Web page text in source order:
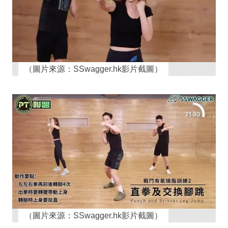
（圖片來源：SSwagger.hk影片截圖）
（圖片來源：SSwagger.hk影片截圖）